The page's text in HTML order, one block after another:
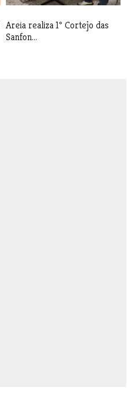
Areia realiza 1º Cortejo das
Sanfon...